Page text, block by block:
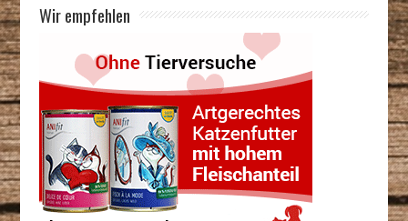
Wir empfehlen